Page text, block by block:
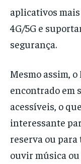
aplicativos
4G/5G e
segurança.
Mesmo assim,
encontrado em
acessíveis, o
interessante
reserva ou para
ouvir música